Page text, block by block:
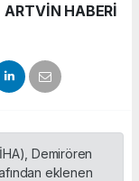
ARTVIN HABERİ
Demirören
eklenen